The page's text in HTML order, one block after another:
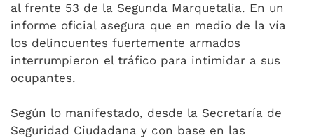
al frente 53 de la Segunda Marquetalia. En un
informe oficial asegura que en medio de la vía
los delincuentes fuertemente armados
interrumpieron el tráfico para intimidar a sus
ocupantes.
Según lo manifestado, desde la Secretaría de
Seguridad Ciudadana y con base en las